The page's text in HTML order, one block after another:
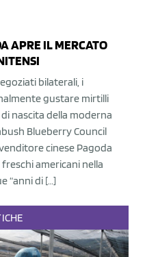
APRE IL MERCATO
bilaterali, i
gustare mirtilli
nascita della moderna
Blueberry Council
cinese Pagoda
americani nella
“anni di […]